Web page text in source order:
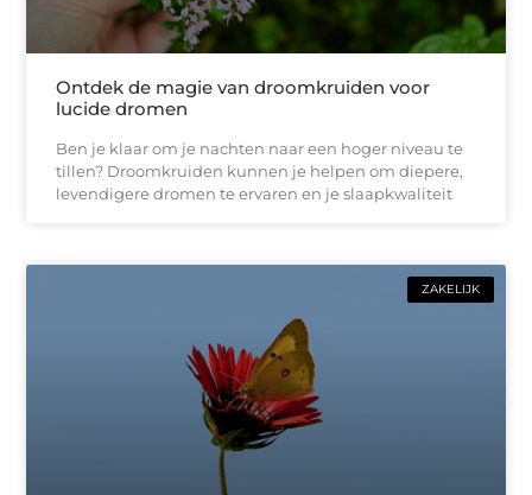
Ontdek de magie van droomkruiden voor
lucide dromen
Ben je klaar om je nachten naar een hoger niveau te
tillen? Droomkruiden kunnen je helpen om diepere,
levendigere dromen te ervaren en je slaapkwaliteit
ZAKELIJK